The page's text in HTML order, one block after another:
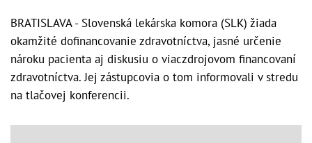
BRATISLAVA - Slovenská lekárska komora (SLK) žiada
okamžité dofinancovanie zdravotníctva, jasné určenie
nároku pacienta aj diskusiu o viaczdrojovom financovaní
zdravotníctva. Jej zástupcovia o tom informovali v stredu
na tlačovej konferencii.